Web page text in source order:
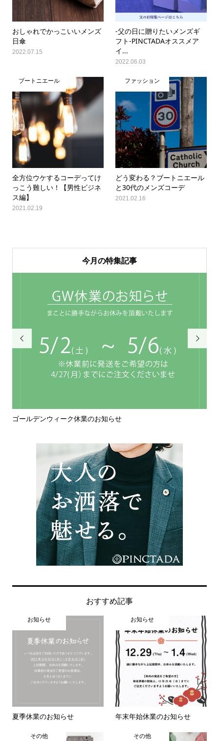
おしゃれでかっこいいメンズ
日傘
2022.07.15
-父の日に贈りたいメンズギ
フト-PINCTADAオススメア
イ...
2022.06.03
ブートニエール
全方位ウケするコーデってけ
っこう難しい！【男性ビジネ
ス編】
2021.02.19
ファッション
どう変わる？ブートニエール
と30代のメンズコーデ
2021.02.16
今月の特集記事

ゴールデンウィーク休業のお知らせ

おすすめ記事
お知らせ
夏季休業のお知らせ
お知らせ
年末年始休業のお知らせ
その他 その他